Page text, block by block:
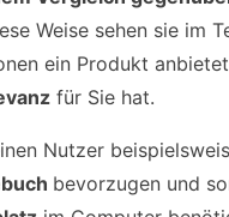
Weise sehen sie im
ein Produkt
für Sie hat.
Nutzer
bevorzugen und